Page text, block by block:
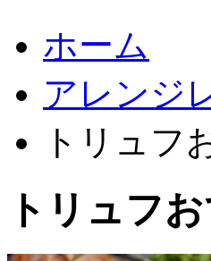
ホーム
アレンジ
トリュフ
トリュフ